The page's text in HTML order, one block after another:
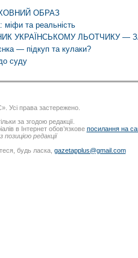
ОБРАЗ
міфи та реальність
УКРАЇНСЬКОМУ ЛЬОТЧИКУ —
— підкуп та кулаки?
суду
права застережено.
за згодою редакції.
в Інтернет обов’язкове посилання на
редакції
будь ласка, gazetapplus@gmail.com